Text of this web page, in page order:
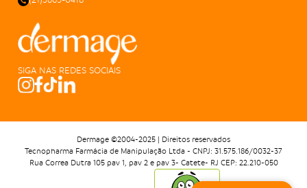
SIGA NAS REDES SOCIAIS
Dermage ©2004-2025 | Direitos reservados
Tecnopharma Farmácia de Manipulação Ltda - CNPJ: 31.575.186/0032-37
Rua Correa Dutra 105 pav 1, pav 2 e pav 3- Catete- RJ CEP: 22.210-050